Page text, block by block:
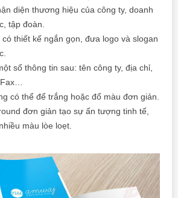
diện thương hiệu của công ty, doanh
tập đoàn.
thiết kế ngắn gọn, đưa logo và slogan
số thông tin sau: tên công ty, địa chỉ,
có thể để trắng hoặc đổ màu đơn giản.
đơn giản tạo sự ấn tượng tinh tế,
màu lòe loẹt.